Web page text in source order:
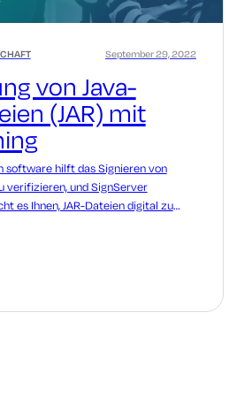
von Java-
(JAR) mit
September 29, 2022
software hilft das Signieren von
verifizieren, und SignServer
es Ihnen, JAR-Dateien digital zu